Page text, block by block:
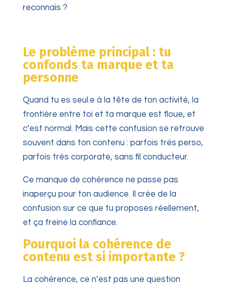
reconnais ?
Le problème principal : tu
confonds ta marque et ta
personne
Quand tu es seul.e à la tête de ton activité, la
frontière entre toi et ta marque est floue, et
c’est normal. Mais cette confusion se retrouve
souvent dans ton contenu : parfois très perso,
parfois très corporate, sans fil conducteur.
Ce manque de cohérence ne passe pas
inaperçu pour ton audience. Il crée de la
confusion sur ce que tu proposes réellement,
et ça freine la confiance.
Pourquoi la cohérence de
contenu est si importante ?
La cohérence, ce n’est pas une question